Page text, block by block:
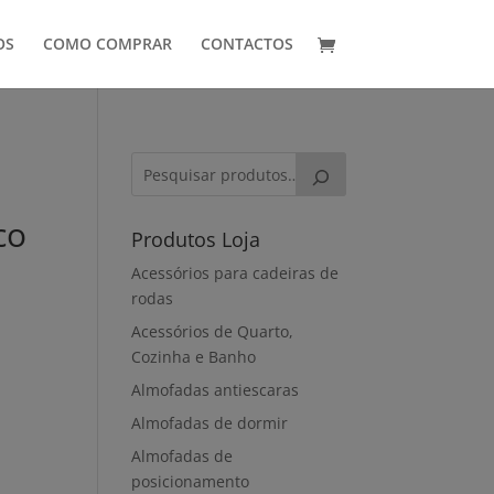
COMO COMPRAR CONTACTOS
Produtos Loja
Acessórios para cadeiras de
rodas
Acessórios de Quarto,
Cozinha e Banho
Almofadas antiescaras
Almofadas de dormir
Almofadas de
posicionamento